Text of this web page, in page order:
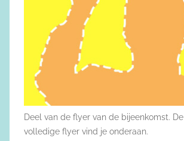
Deel van de flyer van de bijeenkomst. De
volledige flyer vind je onderaan.